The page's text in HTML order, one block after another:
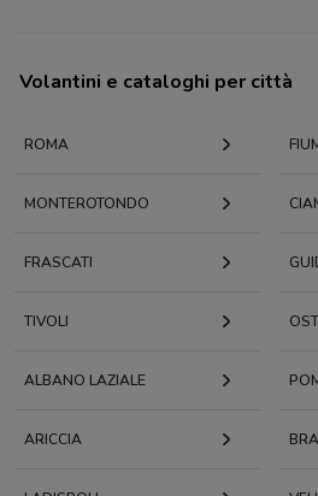
Volantini e cataloghi per città
ROMA
MONTEROTONDO
FRASCATI
TIVOLI
ALBANO LAZIALE
ARICCIA